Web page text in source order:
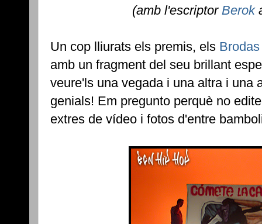
(amb l'escriptor Berok
Un cop lliurats els premis, els Brodas
amb un fragment del seu brillant
veure'ls una vegada i una altra i una
genials! Em pregunto perquè no
extres de vídeo i fotos d'entre